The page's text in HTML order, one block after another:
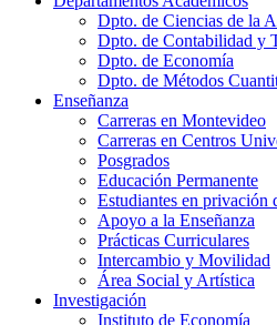
Dpto. de Ciencias de la
Dpto. de Contabilidad y
Dpto. de Economía
Dpto. de Métodos
Enseñanza
Carreras en Montevideo
Carreras en Centros
Posgrados
Educación Permanente
Estudiantes en privación
Apoyo a la Enseñanza
Prácticas Curriculares
Intercambio y Movilidad
Área Social y Artística
Investigación
Instituto de Economía